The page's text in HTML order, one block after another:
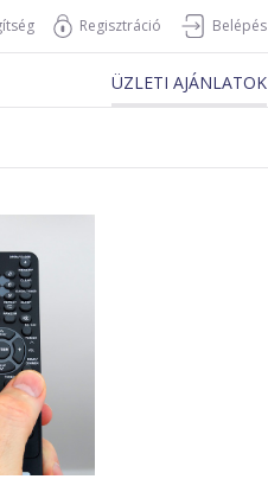
Regisztráció Belépés
ÜZLETI AJÁNLATOK